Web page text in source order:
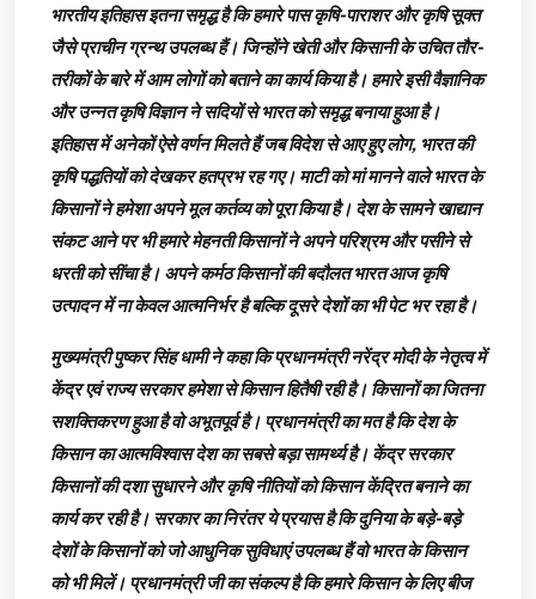
भारतीय इतिहास इतना समृद्ध है कि हमारे पास कृषि-पाराशर और कृषि सूक्त
जैसे प्राचीन ग्रन्थ उपलब्ध हैं। जिन्होंने खेती और किसानी के उचित तौर-
तरीकों के बारे में आम लोगों को बताने का कार्य किया है। हमारे इसी वैज्ञानिक
और उन्नत कृषि विज्ञान ने सदियों से भारत को समृद्ध बनाया हुआ है।
इतिहास में अनेकों ऐसे वर्णन मिलते हैं जब विदेश से आए हुए लोग, भारत की
कृषि पद्धतियों को देखकर हतप्रभ रह गए। माटी को मां मानने वाले भारत के
किसानों ने हमेशा अपने मूल कर्तव्य को पूरा किया है। देश के सामने खाद्यान
संकट आने पर भी हमारे मेहनती किसानों ने अपने परिश्रम और पसीने से
धरती को सींचा है। अपने कर्मठ किसानों की बदौलत भारत आज कृषि
उत्पादन में ना केवल आत्मनिर्भर है बल्कि दूसरे देशों का भी पेट भर रहा है।
मुख्यमंत्री पुष्कर सिंह धामी ने कहा कि प्रधानमंत्री नरेंद्र मोदी के नेतृत्व में
केंद्र एवं राज्य सरकार हमेशा से किसान हितैषी रही है। किसानों का जितना
सशक्तिकरण हुआ है वो अभूतपूर्व है। प्रधानमंत्री का मत है कि देश के
किसान का आत्मविश्वास देश का सबसे बड़ा सामर्थ्य है। केंद्र सरकार
किसानों की दशा सुधारने और कृषि नीतियों को किसान केंद्रित बनाने का
कार्य कर रही है। सरकार का निरंतर ये प्रयास है कि दुनिया के बड़े-बड़े
देशों के किसानों को जो आधुनिक सुविधाएं उपलब्ध हैं वो भारत के किसान
को भी मिलें। प्रधानमंत्री जी का संकल्प है कि हमारे किसान के लिए बीज